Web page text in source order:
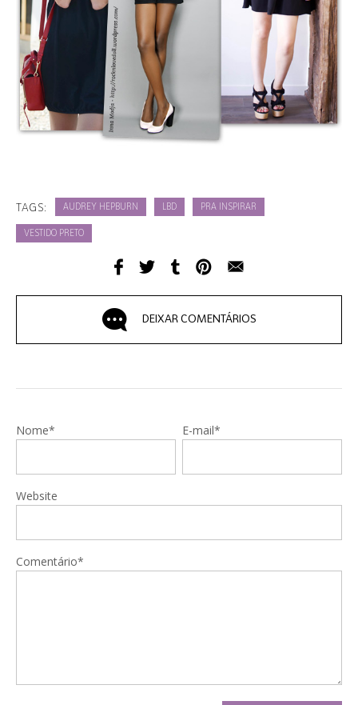
TAGS: AUDREY HEPBURN LBD PRA INSPIRAR
VESTIDO PRETO
DEIXAR COMENTÁRIOS
Nome* E-mail*
Website
Comentário*